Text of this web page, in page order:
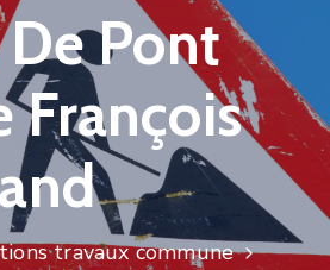
Pont
François
travaux commune